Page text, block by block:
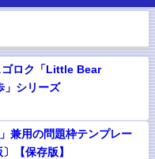
ゴロク「Little Bear
」シリーズ
兼用の問題枠テンプレー
【保存版】